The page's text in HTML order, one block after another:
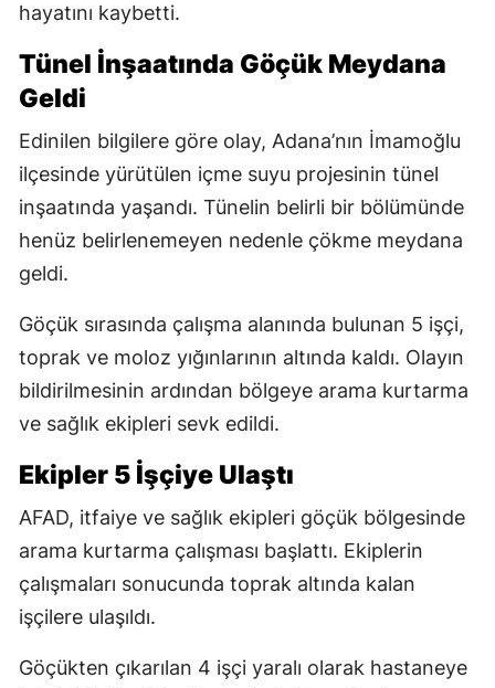
hayatını kaybetti.
Tünel İnşaatında Göçük Meydana
Geldi
Edinilen bilgilere göre olay, Adana’nın İmamoğlu
ilçesinde yürütülen içme suyu projesinin tünel
inşaatında yaşandı. Tünelin belirli bir bölümünde
henüz belirlenemeyen nedenle çökme meydana
geldi.
Göçük sırasında çalışma alanında bulunan 5 işçi,
toprak ve moloz yığınlarının altında kaldı. Olayın
bildirilmesinin ardından bölgeye arama kurtarma
ve sağlık ekipleri sevk edildi.
Ekipler 5 İşçiye Ulaştı
AFAD, itfaiye ve sağlık ekipleri göçük bölgesinde
arama kurtarma çalışması başlattı. Ekiplerin
çalışmaları sonucunda toprak altında kalan
işçilere ulaşıldı.
Göçükten çıkarılan 4 işçi yaralı olarak hastaneye